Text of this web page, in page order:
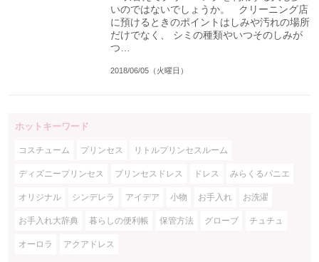
いのではないでしょうか。 クリーニング店
に預けるときのポイントはしみや汚れの場所
だけでなく、 シミの種類やいつそのしみが
つ…
2018/06/05（火曜日）
ホットキーワード
コスチューム プリンセス リトルプリンセスルーム
ディズニープリンセス プリンセスドレス ドレス みらくるパニエ
オリジナル シンデレラ アイデア 小物 お手入れ お洗濯
お手入れ大辞典 暮らしの便利帳 保管方法 グローブ チュチュ
オーロラ アクアドレス